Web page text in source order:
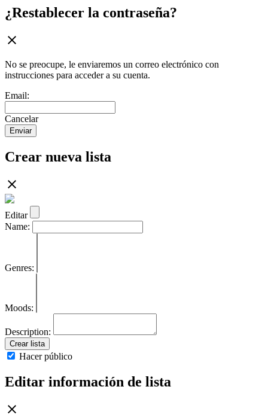
¿Restablecer la contraseña?
No se preocupe, le enviaremos un correo electrónico con
instrucciones para acceder a su cuenta.
Email:
Cancelar
Enviar
Crear nueva lista
Editar
Name:
Genres:
Moods:
Description:
Crear lista
Hacer público
Editar información de lista